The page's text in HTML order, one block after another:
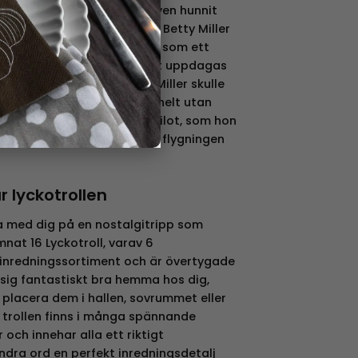
har ett av trollen även hunnit
över Atlanten. Det var när Betty Miller
som första kvinnliga pilot som ett
på resan. Detta kom att uppdagas
i Vita Huset, när Betty Miller skulle
Hon bestämde sig då helt utan
som sin andrepilot, som hon
både lycka och tur under flygningen
lyckotrollen
med dig på en nostalgitripp som
16 Lyckotroll, varav 6
och är övertygade
fantastiskt bra hemma hos dig,
dem i hallen, sovrummet eller
finns i många spännande
och innehar alla ett riktigt
ord en perfekt inredningsdetalj